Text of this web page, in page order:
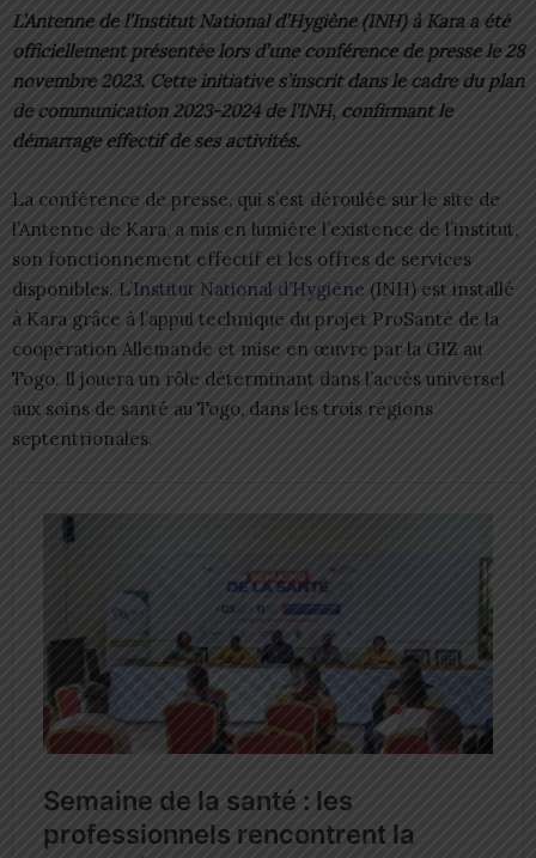
L’Antenne de l’Institut National d’Hygiène (INH) à Kara a été
officiellement présentée lors d’une conférence de presse le 28
novembre 2023. Cette initiative s’inscrit dans le cadre du plan
de communication 2023-2024 de l’INH, confirmant le
démarrage effectif de ses activités.
La conférence de presse, qui s’est déroulée sur le site de
l’Antenne de Kara, a mis en lumière l’existence de l’institut,
son fonctionnement effectif et les offres de services
disponibles. L’Institut National d’Hygiène (INH) est installé
à Kara grâce à l’appui technique du projet ProSanté de la
coopération Allemande et mise en œuvre par la GIZ au
Togo. Il jouera un rôle déterminant dans l’accès universel
aux soins de santé au Togo, dans les trois régions
septentrionales.